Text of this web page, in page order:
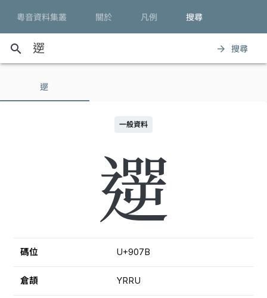
粵音資料集叢 關於 凡例 搜尋
search arrow_forward 搜尋
遻
一般資料
遻
碼位 U+907B
倉頡 YRRU